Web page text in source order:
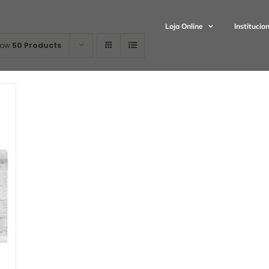
Loja Online
50 Products